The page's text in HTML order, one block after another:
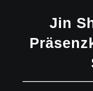
Jin